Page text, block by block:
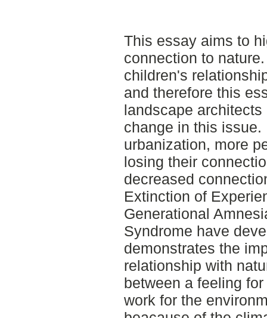
This essay aims to
connection to
children's
and therefore this
landscape
change in this
urbanization, more
losing their
decreased
Extinction of
Generational
Syndrome have
demonstrates the
relationship with
between a feeling
work for the